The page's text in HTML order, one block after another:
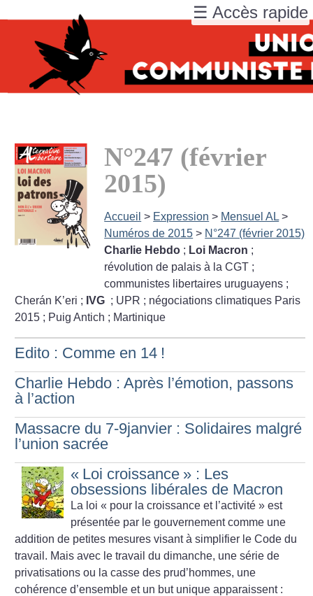
N°247 (février
2015)
Accueil > Expression > Mensuel AL >
Numéros de 2015 > N°247 (février 2015)
Charlie Hebdo ; Loi Macron ;
révolution de palais à la CGT ;
communistes libertaires uruguayens ;
Cherán K’eri ; IVG ; UPR ; négociations climatiques Paris
2015 ; Puig Antich ; Martinique
Edito : Comme en 14 !
Charlie Hebdo : Après l’émotion, passons
à l’action
Massacre du 7-9janvier : Solidaires malgré
l’union sacrée
« Loi croissance » : Les
obsessions libérales de Macron
La loi « pour la croissance et l’activité » est
présentée par le gouvernement comme une
addition de petites mesures visant à simplifier le Code du
travail. Mais avec le travail du dimanche, une série de
privatisations ou la casse des prud’hommes, une
cohérence d’ensemble et un but unique apparaissent :
☰ Accès rapide